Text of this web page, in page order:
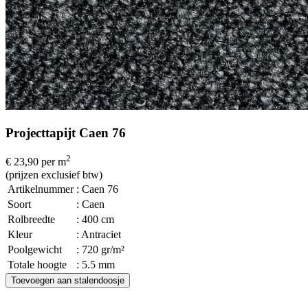
Projecttapijt Caen 76
€ 23,90 per m2
(prijzen exclusief btw)
Artikelnummer : Caen 76
Soort
: Caen
Rolbreedte
: 400 cm
Kleur
: Antraciet
Poolgewicht
: 720 gr/m²
Totale hoogte
: 5.5 mm
Toevoegen aan stalendoosje